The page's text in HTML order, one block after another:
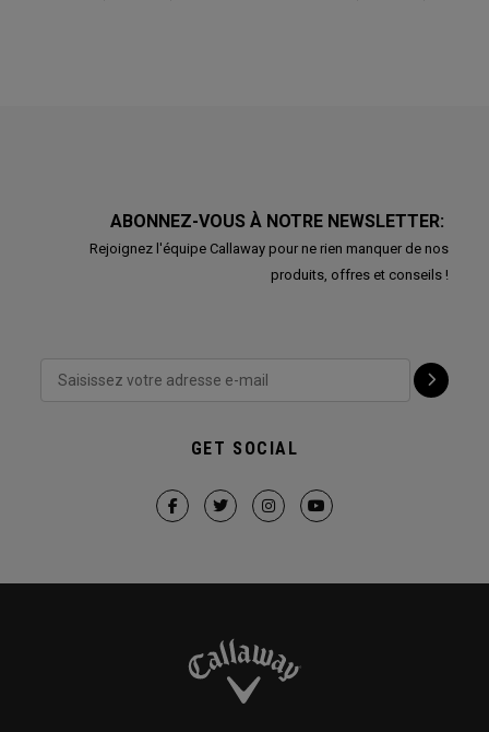
ABONNEZ-VOUS À NOTRE NEWSLETTER:
Rejoignez l'équipe Callaway pour ne rien manquer de nos
produits, offres et conseils !
GET SOCIAL